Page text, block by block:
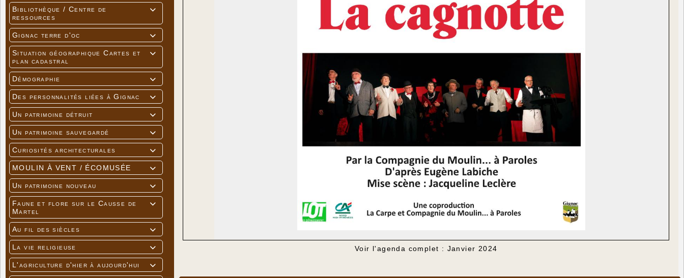

Bibliothèque / Centre de
ressources

Gignac terre d'oc

Situation géographique Cartes et
plan cadastral

Démographie

Des personnalités liées à Gignac

Un patrimoine détruit

Un patrimoine sauvegardé

Curiosités architecturales

MOULIN À VENT / ÉCOMUSÉE

Un patrimoine nouveau

Faune et flore sur le Causse de
Martel

Au fil des siècles

La vie religieuse

L'agriculture d'hier à aujourd'hui
Voir l'agenda complet : Janvier 2024